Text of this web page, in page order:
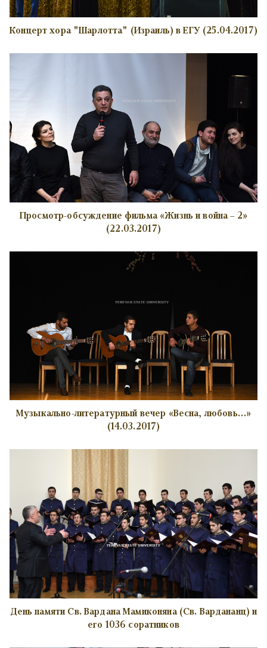
Концерт хора "Шарлотта" (Израиль) в ЕГУ (25.04.2017)
Просмотр-обсуждение фильма «Жизнь и война – 2»
(22.03.2017)
Музыкально-литературный вечер «Весна, любовь…»
(14.03.2017)
День памяти Св. Вардана Мамиконяна (Св. Вардананц) и
его 1036 соратников